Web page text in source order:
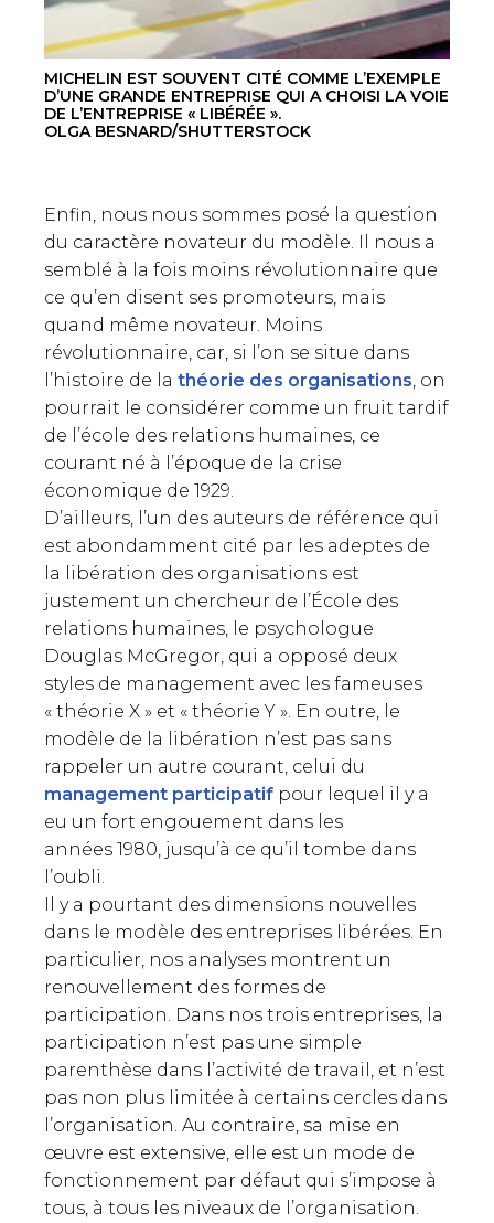
SE CONNECTER
MICHELIN EST SOUVENT CITÉ COMME L’EXEMPLE
D’UNE GRANDE ENTREPRISE QUI A CHOISI LA VOIE
DE L’ENTREPRISE « LIBÉRÉE ».
OLGA BESNARD/SHUTTERSTOCK
Enfin, nous nous sommes posé la question
du caractère novateur du modèle. Il nous a
semblé à la fois moins révolutionnaire que
ce qu’en disent ses promoteurs, mais
quand même novateur. Moins
révolutionnaire, car, si l’on se situe dans
l’histoire de lathéorie des organisations, on
pourrait le considérer comme un fruit tardif
de l’école des relations humaines, ce
courant né à l’époque de la crise
économique de 1929.
D’ailleurs, l’un des auteurs de référence qui
est abondamment cité par les adeptes de
la libération des organisations est
justement un chercheur de l’École des
relations humaines, le psychologue
Douglas McGregor, qui a opposé deux
styles de management avec les fameuses
« théorie X » et « théorie Y ». En outre, le
modèle de la libération n’est pas sans
rappeler un autre courant, celui du
management participatif pour lequel il y a
eu un fort engouement dans les
années 1980, jusqu’à ce qu’il tombe dans
l’oubli.
Il y a pourtant des dimensions nouvelles
dans le modèle des entreprises libérées. En
particulier, nos analyses montrent un
renouvellement des formes de
participation. Dans nos trois entreprises, la
participation n’est pas une simple
parenthèse dans l’activité de travail, et n’est
pas non plus limitée à certains cercles dans
l’organisation. Au contraire, sa mise en
œuvre est extensive, elle est un mode de
fonctionnement par défaut qui s’impose à
tous, à tous les niveaux de l’organisation.